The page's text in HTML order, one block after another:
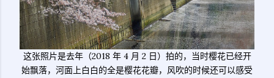
这张照片是去年（2018 年 4 月 2 日）拍的，当时樱花已经开
始飘落，河面上白白的全是樱花花瓣，风吹的时候还可以感受